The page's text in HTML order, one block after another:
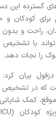
گسترده این
کودکان و
راحت و بدون
با
را نجات دهد.
بیان
که در تشخیص
کمک